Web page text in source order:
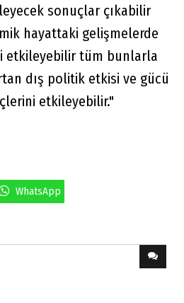
sonuçlar çıkabilir
hayattaki gelişmelerde
etkileyebilir tüm bunlarla
dış politik etkisi ve gücü
etkileyebilir."
WhatsApp